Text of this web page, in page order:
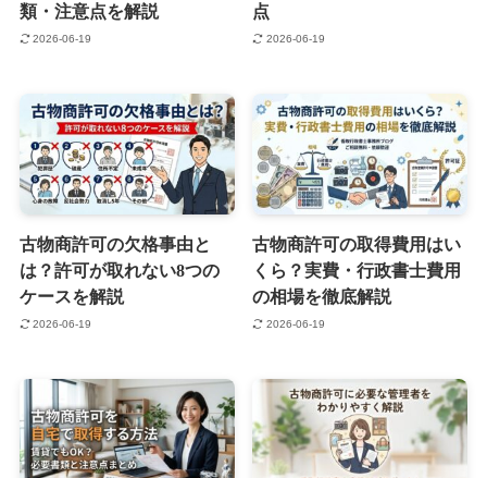
類・注意点を解説
2026-06-19
点
2026-06-19
古物商許可の欠格事由と
は？許可が取れない8つの
ケースを解説
2026-06-19
古物商許可の取得費用はい
くら？実費・行政書士費用
の相場を徹底解説
2026-06-19